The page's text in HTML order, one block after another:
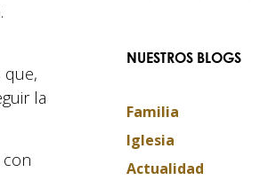
que,
la
NUESTROS BLOGS
Familia
Iglesia
Actualidad